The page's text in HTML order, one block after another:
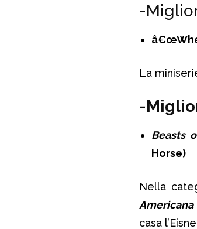
-
La
-
Beasts
Horse)
Nella
Americana
casa